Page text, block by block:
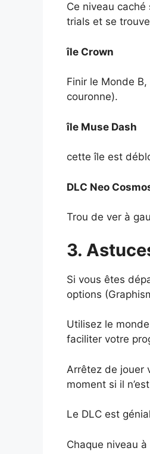
Ce niveau
trials et se
île Crown
Finir le Monde
couronne).
île Muse Dash
cette île est
DLC Neo
Trou de ver à
3.
Si vous êtes
options
Utilisez le
faciliter votre
Arrêtez de jouer
moment si il
Le DLC est
Chaque niveau